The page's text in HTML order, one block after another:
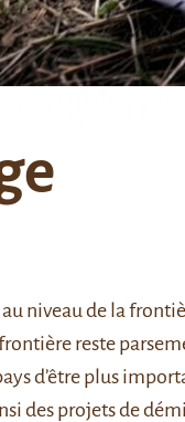
niveau de la
reste
d’être plus
des projets de